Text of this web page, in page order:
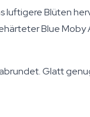
luftigere Blüten
Blue Moby
Glatt